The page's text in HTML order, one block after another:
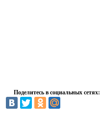
Поделитесь в социальных сетях: